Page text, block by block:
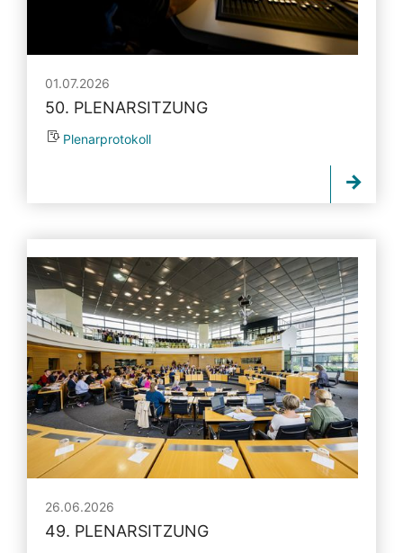
01.07.2026
50. PLENARSITZUNG
Plenarprotokoll
26.06.2026
49. PLENARSITZUNG